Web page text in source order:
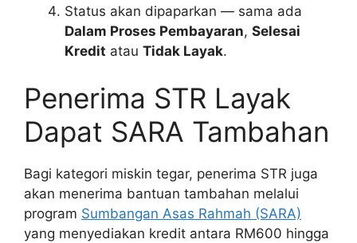
Status akan dipaparkan — sama ada
Dalam Proses Pembayaran, Selesai
Kredit atau Tidak Layak.
Penerima STR Layak
Dapat SARA Tambahan
Bagi kategori miskin tegar, penerima STR juga
akan menerima bantuan tambahan melalui
program Sumbangan Asas Rahmah (SARA)
yang menyediakan kredit antara RM600 hingga